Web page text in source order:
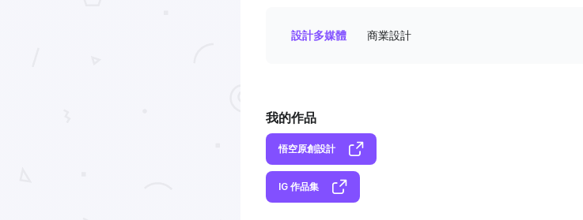
設計多媒體 商業設計
我的作品
悟空原創設計
IG 作品集